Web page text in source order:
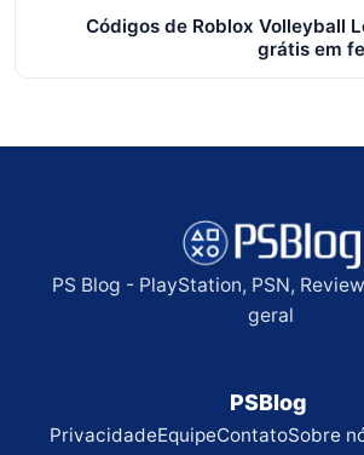
Códigos de Roblox Volleyball
grátis em
PS Blog - PlayStation, PSN,
geral
PSBlog
PrivacidadeEquipeContatoSobre